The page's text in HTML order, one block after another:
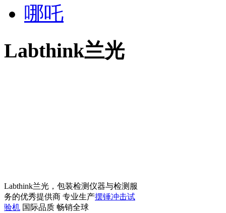
哪吒
Labthink兰光
Labthink兰光，包装检测仪器与检测服
务的优秀提供商 专业生产摆锤冲击试
验机 国际品质 畅销全球